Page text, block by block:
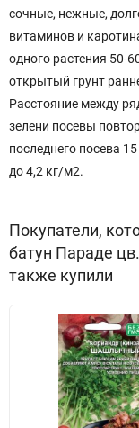
сочные, нежные,
витаминов и
одного растения
открытый грунт
Расстояние между
зелени посевы
последнего посева
до 4,2 кг/м2.
Покупатели,
батун Параде
также купили